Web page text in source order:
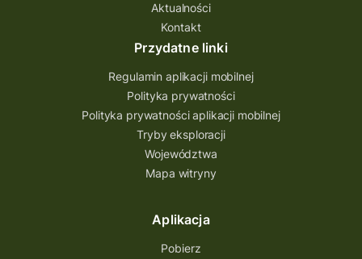
Aktualności
Kontakt
Przydatne linki
Regulamin aplikacji mobilnej
Polityka prywatności
Polityka prywatności aplikacji mobilnej
Tryby eksploracji
Województwa
Mapa witryny
Aplikacja
Pobierz